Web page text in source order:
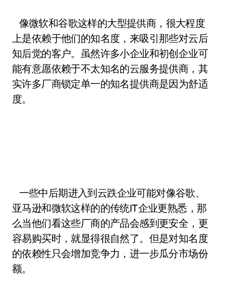
像微软和谷歌这样的大型提供商，很大程度
上是依赖于他们的知名度，来吸引那些对云后
知后觉的客户。虽然许多小企业和初创企业可
能有意愿依赖于不太知名的云服务提供商，其
实许多厂商锁定单一的知名提供商是因为舒适
度。
一些中后期进入到云跌企业可能对像谷歌、
亚马逊和微软这样的的传统IT企业更熟悉，那
么当他们看这些厂商的产品会感到更安全，更
容易购买时，就显得很自然了。但是对知名度
的依赖性只会增加竞争力，进一步瓜分市场份
额。